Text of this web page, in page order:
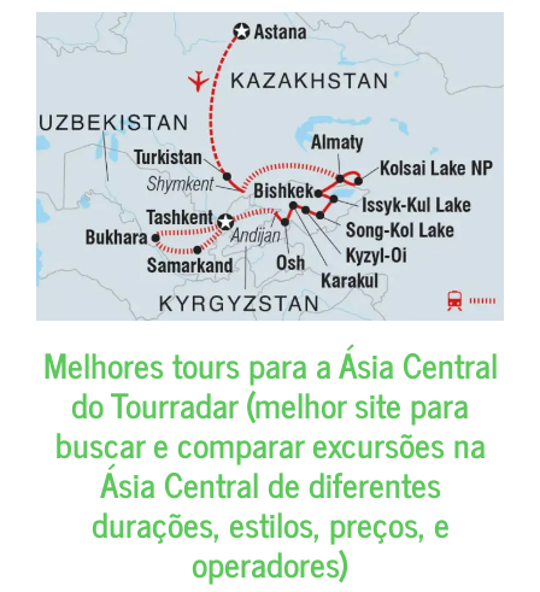
Melhores tours para a Ásia Central
do Tourradar (melhor site para
buscar e comparar excursões na
Ásia Central de diferentes
durações, estilos, preços, e
operadores)